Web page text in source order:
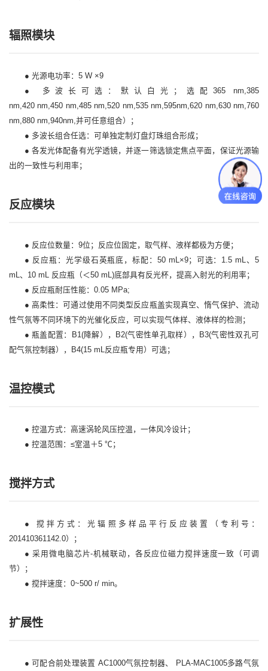
辐照模块
● 光源电功率：5 W ×9
● 多波长可选：默认白光；选配365 nm,385
nm,420 nm,450 nm,485 nm,520 nm,535 nm,595nm,620 nm,630 nm,760
nm,880 nm,940nm,并可任意组合）；
● 多波长组合任选：可单独定制灯盘灯珠组合形成；
● 各发光体配备有光学透镜，并逐一筛选锁定焦点平面，保证光源输
出的一致性与利用率；
反应模块
● 反应位数量：9位；反应位固定，取气样、液样都极为方便；
● 反应瓶：光学级石英瓶底，标配：50 mL×9；可选：1.5 mL、5
mL、10 mL 反应瓶（＜50 mL)底部具有反光杯，提高入射光的利用率；
● 反应瓶耐压性能：0.05 MPa;
● 高柔性：可通过使用不同类型反应瓶盖实现真空、惰气保护、流动
性气氛等不同环境下的光催化反应，可以实现气体样、液体样的检测；
● 瓶盖配置：B1(降解），B2(气密性单孔取样），B3(气密性双孔可
配气氛控制器），B4(15 mL反应瓶专用）可选；
温控模式
● 控温方式：高速涡轮风压控温，一体风冷设计；
● 控温范围：≤室温＋5 ℃；
搅拌方式
● 搅拌方式：光辐照多样品平行反应装置（专利号：
201410361142.0）；
● 采用微电脑芯片-机械联动，各反应位磁力搅拌速度一致（可调
节）；
● 搅拌速度：0~500 r/ min。
扩展性
● 可配合前处理装置 AC1000气氛控制器、 PLA-MAC1005多路气氛